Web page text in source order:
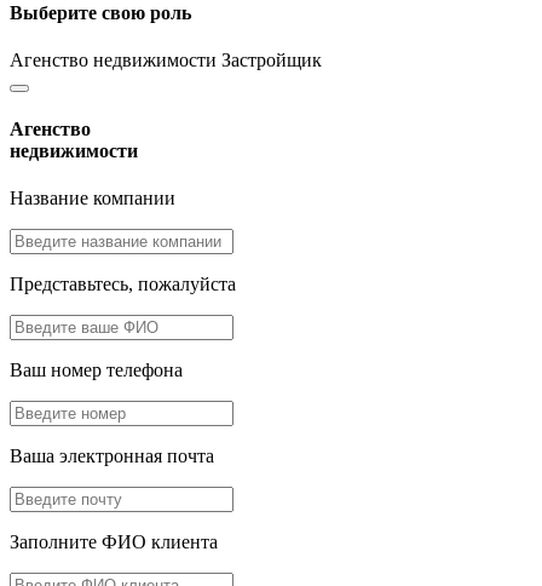
Выберите свою роль
Агенство недвижимости Застройщик
Агенство
недвижимости
Название компании
Представьтесь, пожалуйста
Ваш номер телефона
Ваша электронная почта
Заполните ФИО клиента